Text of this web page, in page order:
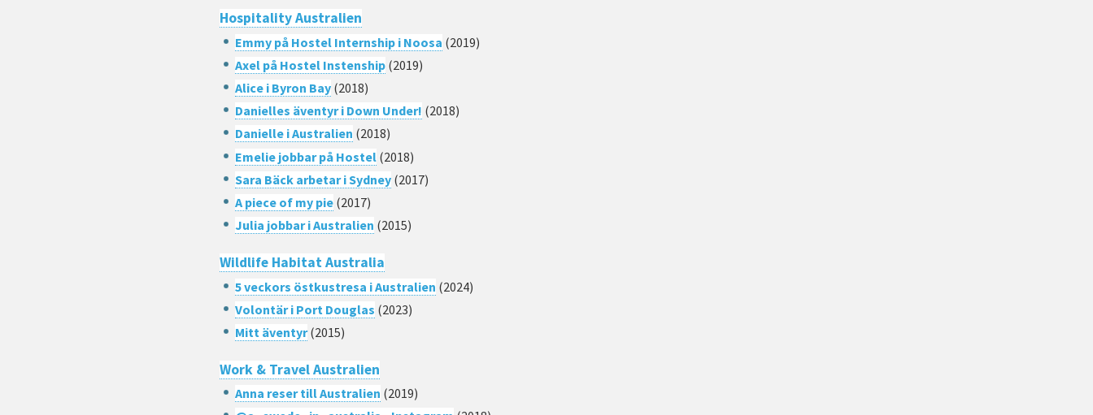
Hospitality Australien
Emmy på Hostel Internship i Noosa (2019)
Axel på Hostel Instenship (2019)
Alice i Byron Bay (2018)
Danielles äventyr i Down Under! (2018)
Danielle i Australien (2018)
Emelie jobbar på Hostel (2018)
Sara Bäck arbetar i Sydney (2017)
A piece of my pie (2017)
Julia jobbar i Australien (2015)
Wildlife Habitat Australia
5 veckors östkustresa i Australien (2024)
Volontär i Port Douglas (2023)
Mitt äventyr(2015)
Work & Travel Australien
Anna reser till Australien (2019)